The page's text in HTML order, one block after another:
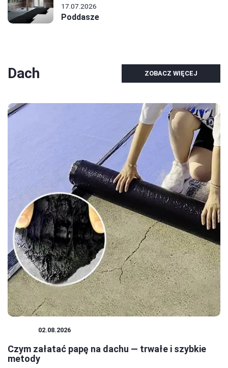
17.07.2026
Poddasze
Dach ZOBACZ WIĘCEJ
02.08.2026
Czym załatać papę na dachu — trwałe i szybkie
metody